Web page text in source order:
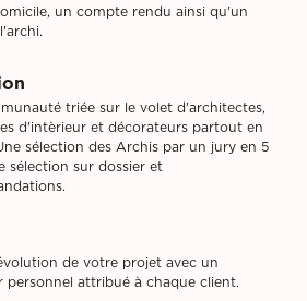
un compte rendu ainsi qu'un
triée sur le volet d'architectes,
d'intèrieur et décorateurs partout en
sélection des Archis par un jury en 5
sélection sur dossier et
de votre projet avec un
personnel attribué à chaque client.